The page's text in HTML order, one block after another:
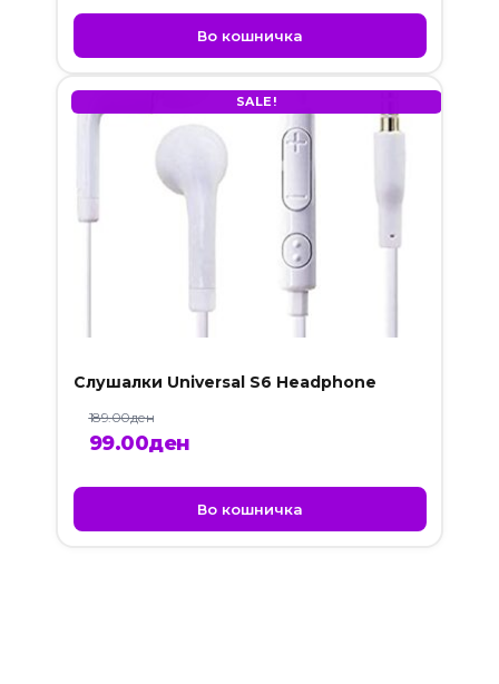
Во кошничка
SALE!
Слушалки Universal S6 Headphone
189.00ден
Original
189.00ден.
99.00денCurrent
is:
99.00ден.
Во кошничка